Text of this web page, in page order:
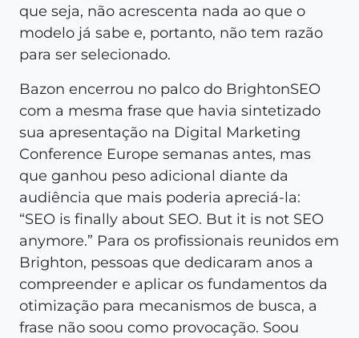
que seja, não acrescenta nada ao que o
modelo já sabe e, portanto, não tem razão
para ser selecionado.
Bazon encerrou no palco do BrightonSEO
com a mesma frase que havia sintetizado
sua apresentação na Digital Marketing
Conference Europe semanas antes, mas
que ganhou peso adicional diante da
audiência que mais poderia apreciá-la:
“SEO is finally about SEO. But it is not SEO
anymore.” Para os profissionais reunidos em
Brighton, pessoas que dedicaram anos a
compreender e aplicar os fundamentos da
otimização para mecanismos de busca, a
frase não soou como provocação. Soou